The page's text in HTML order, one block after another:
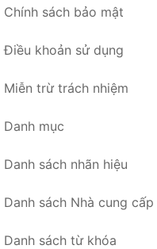
Chính sách bảo mật
Điều khoản sử dụng
Miễn trừ trách nhiệm
Danh mục
Danh sách nhãn hiệu
Danh sách Nhà cung cấp
Danh sách từ khóa